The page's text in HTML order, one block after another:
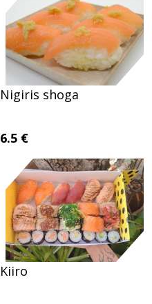
Nigiris shoga
6.5 €
Kiiro